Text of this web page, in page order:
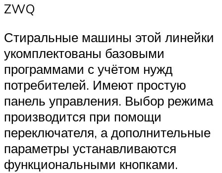
ZWQ
Стиральные машины этой линейки
укомплектованы базовыми
программами с учётом нужд
потребителей. Имеют простую
панель управления. Выбор режима
производится при помощи
переключателя, а дополнительные
параметры устанавливаются
функциональными кнопками.